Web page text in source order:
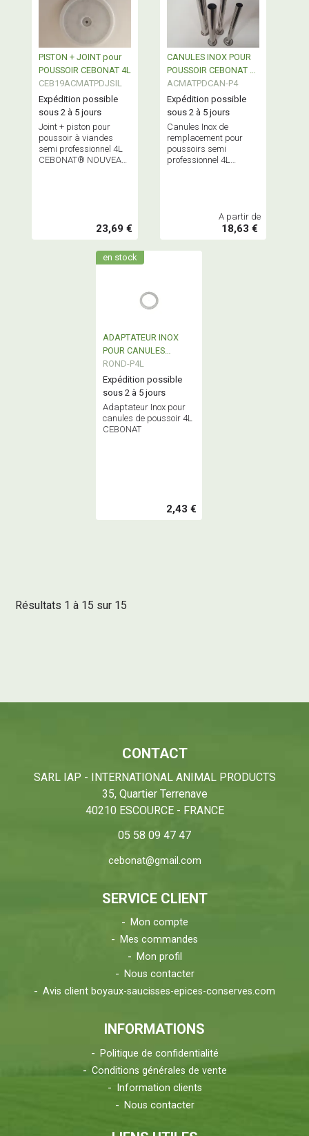
PISTON + JOINT pour
POUSSOIR CEBONAT 4L
CEB19ACMATPDJSIL
Expédition possible
sous 2 à 5 jours
Joint + piston pour
poussoir à viandes
semi professionnel 4L
CEBONAT® NOUVEAU
23,69 €
CANULES INOX POUR
POUSSOIR CEBONAT 4L
- vendues à l'unité
ACMATPDCAN-P4
Expédition possible
sous 2 à 5 jours
Canules Inox de
remplacement pour
poussoirs semi
professionnel 4L
A partir de
18,63 €
en stock
ADAPTATEUR INOX
POUR CANULES
POUSSOIR 4L CEBONAT
ROND-P4L
Expédition possible
sous 2 à 5 jours
Adaptateur Inox pour
canules de poussoir 4L
CEBONAT
2,43 €
Résultats 1 à 15 sur 15
CONTACT
SARL IAP - INTERNATIONAL ANIMAL PRODUCTS
35, Quartier Terrenave
40210 ESCOURCE - FRANCE
05 58 09 47 47
cebonat@gmail.com
SERVICE CLIENT
Mon compte
Mes commandes
Mon profil
Nous contacter
Avis client boyaux-saucisses-epices-conserves.com
INFORMATIONS
Politique de confidentialité
Conditions générales de vente
Information clients
Nous contacter